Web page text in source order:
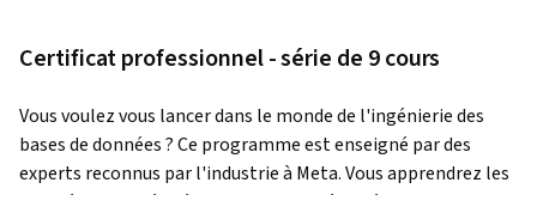
Certificat professionnel - série de 9 cours
Vous voulez vous lancer dans le monde de l'ingénierie des
bases de données ? Ce programme est enseigné par des
experts reconnus par l'industrie à Meta. Vous apprendrez les
compétences clés nécessaires pour créer, gérer et manipuler